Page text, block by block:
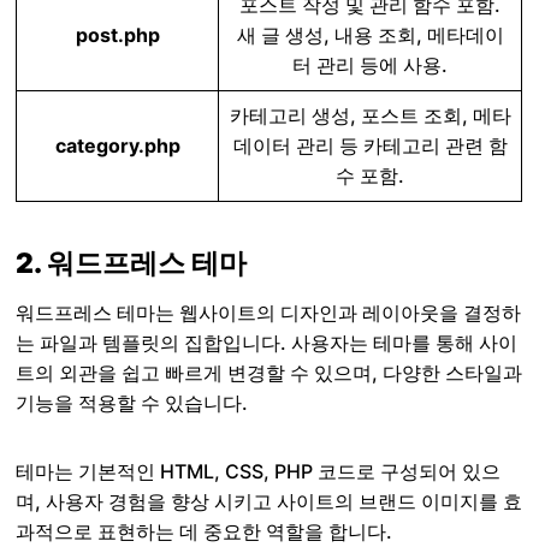
post.php
새 글 생성, 내용 조회, 메타데이
터 관리 등에 사용.
category.php
카테고리 생성, 포스트 조회, 메타
데이터 관리 등 카테고리 관련 함
수 포함.
2. 워드프레스 테마
워드프레스 테마는 웹사이트의 디자인과 레이아웃을 결정하
는 파일과 템플릿의 집합입니다. 사용자는 테마를 통해 사이
트의 외관을 쉽고 빠르게 변경할 수 있으며, 다양한 스타일과
기능을 적용할 수 있습니다.
테마는 기본적인 HTML, CSS, PHP 코드로 구성되어 있으
며, 사용자 경험을 향상 시키고 사이트의 브랜드 이미지를 효
과적으로 표현하는 데 중요한 역할을 합니다.